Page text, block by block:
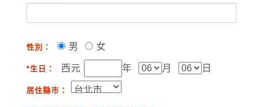
性別： 男 女
*生日： 西元 年 月 日
居住縣市：